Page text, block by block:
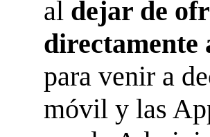
al dejar de
directamente
para venir a
móvil y las